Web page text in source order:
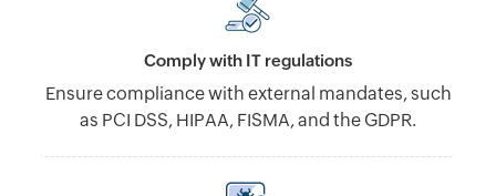
Comply with IT regulations
Ensure compliance with external mandates, such
as PCI DSS, HIPAA, FISMA, and the GDPR.